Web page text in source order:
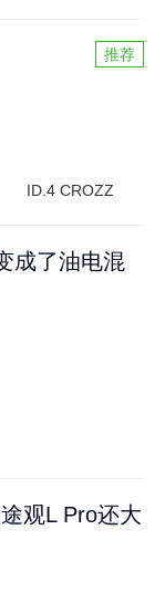
推荐
ID.4 CROZZ
成了油电混
观L Pro还大